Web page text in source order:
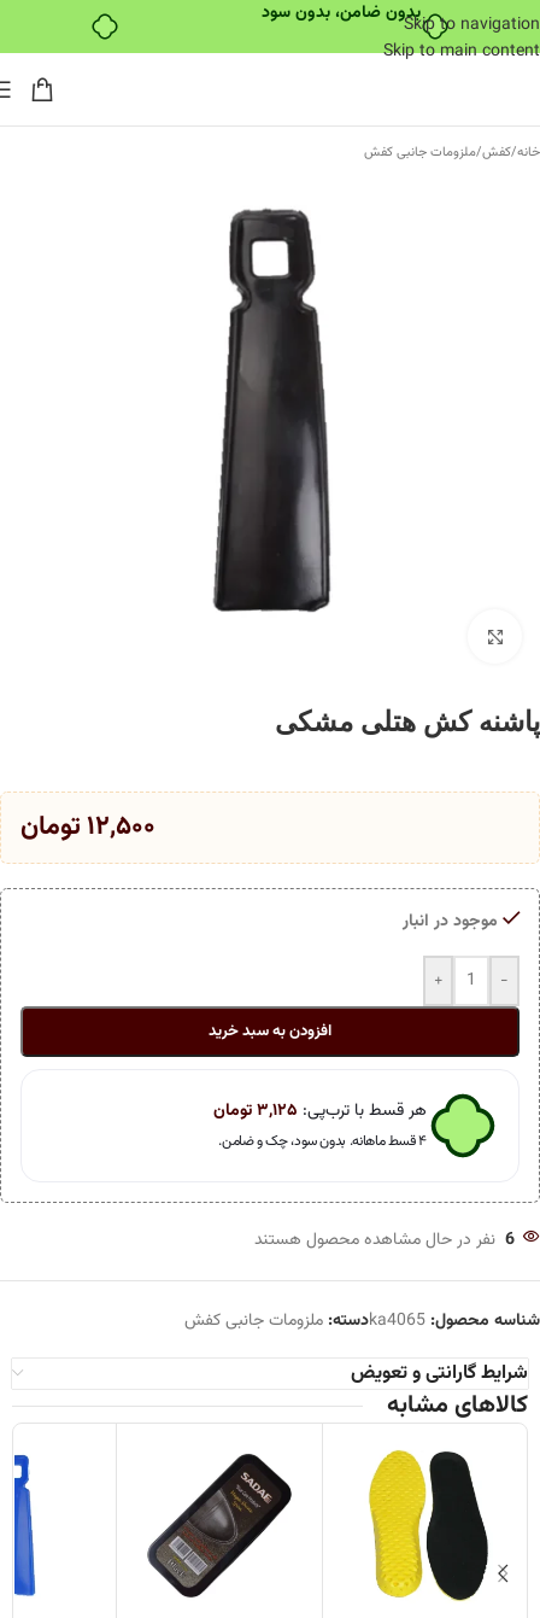
بدون ضامن، بدون سودSkip to navigation
Skip to main content
خانه/کفش/ملزومات جانبی کفش
پاشنه کش هتلی مشکی
۱۲,۵۰۰تومان
موجود در انبار
-
+
افزودن به سبد خرید
هر قسط با ترب‌پی: ۳,۱۲۵تومان
۴ قسط ماهانه. بدون سود، چک و ضامن.
6 نفر در حال مشاهده محصول هستند
شناسه محصول: ka4065دسته: ملزومات جانبی کفش
شرایط گارانتی و تعویض
کالاهای مشابه